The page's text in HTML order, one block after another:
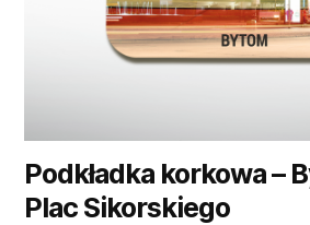
Podkładka korkowa –
Plac Sikorskiego